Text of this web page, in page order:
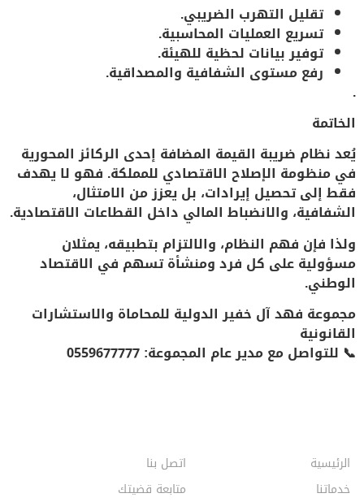
تقليل التهرب الضريبي.
تسريع العمليات المحاسبية.
توفير بيانات لحظية للهيئة.
رفع مستوى الشفافية والمصداقية.
.
الخاتمة
يُعدنظام ضريبة القيمة المضافة إحدى الركائز المحورية
في منظومة الإصلاح الاقتصادي للمملكة. فهو لا يهدف
فقط إلى تحصيل إيرادات، بل يعزز من الامتثال،
الشفافية، والانضباط المالي داخل القطاعات الاقتصادية.
ولذا فإن فهم النظام، والالتزام بتطبيقه، يمثلان
مسؤولية على كل فرد ومنشأة تسهم في الاقتصاد
الوطني.
مجموعة فهد آل خفير الدولية للمحاماة والاستشارات
القانونية
📞 للتواصل مع مدير عام المجموعة: 0559677777
الرئيسية
خدماتنا
اتصل بنا
متابعة قضيتك